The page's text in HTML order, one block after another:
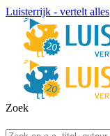
Luisterrijk - vertelt alles
Zoek